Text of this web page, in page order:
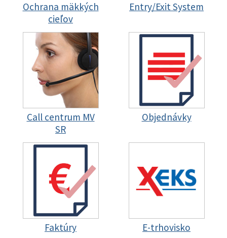
Ochrana mäkkých
cieľov
Entry/Exit System
Call centrum MV
SR
Objednávky
Faktúry E-trhovisko